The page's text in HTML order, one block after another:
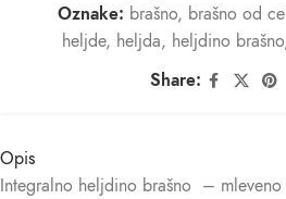
Oznake: brašno, brašno od
heljde, heljda, heljdino brašno
Share:
Opis
Integralno heljdino brašno – mleveno